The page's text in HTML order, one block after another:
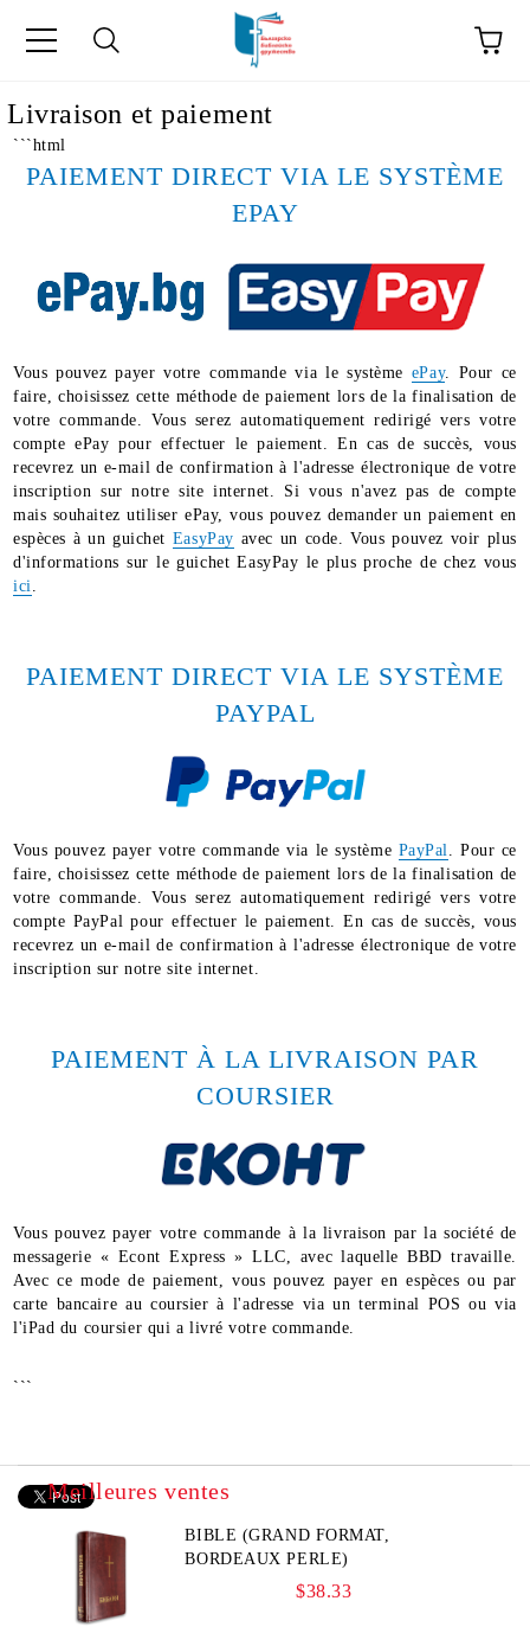
като "Équipe".
in French.
Livraison et paiement
```html
PAIEMENT DIRECT VIA LE SYSTÈME
EPAY
Vous pouvez payer votre commande via le système ePay. Pour ce
faire, choisissez cette méthode de paiement lors de la finalisation de
votre commande. Vous serez automatiquement redirigé vers votre
compte ePay pour effectuer le paiement. En cas de succès, vous
recevrez un e-mail de confirmation à l'adresse électronique de votre
inscription sur notre site internet. Si vous n'avez pas de compte
mais souhaitez utiliser ePay, vous pouvez demander un paiement en
espèces à un guichet EasyPay avec un code. Vous pouvez voir plus
d'informations sur le guichet EasyPay le plus proche de chez vous
ici.
PAIEMENT DIRECT VIA LE SYSTÈME
PAYPAL
Vous pouvez payer votre commande via le système PayPal. Pour ce
faire, choisissez cette méthode de paiement lors de la finalisation de
votre commande. Vous serez automatiquement redirigé vers votre
compte PayPal pour effectuer le paiement. En cas de succès, vous
recevrez un e-mail de confirmation à l'adresse électronique de votre
inscription sur notre site internet.
PAIEMENT À LA LIVRAISON PAR
COURSIER
Vous pouvez payer votre commande à la livraison par la société de
messagerie « Econt Express » LLC, avec laquelle BBD travaille.
Avec ce mode de paiement, vous pouvez payer en espèces ou par
carte bancaire au coursier à l'adresse via un terminal POS ou via
l'iPad du coursier qui a livré votre commande.
```
Meilleures ventes
BIBLE (GRAND FORMAT,
BORDEAUX PERLE)
$38.33